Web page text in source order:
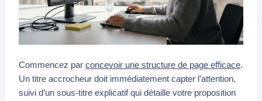
Commencez par concevoir une structure de page efficace.
Un titre accrocheur doit immédiatement capter l’attention,
suivi d’un sous-titre explicatif qui détaille votre proposition